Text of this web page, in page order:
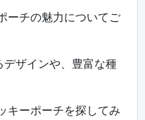
ーチの魅力についてご
ザインや、豊富な種
キーポーチを探してみ